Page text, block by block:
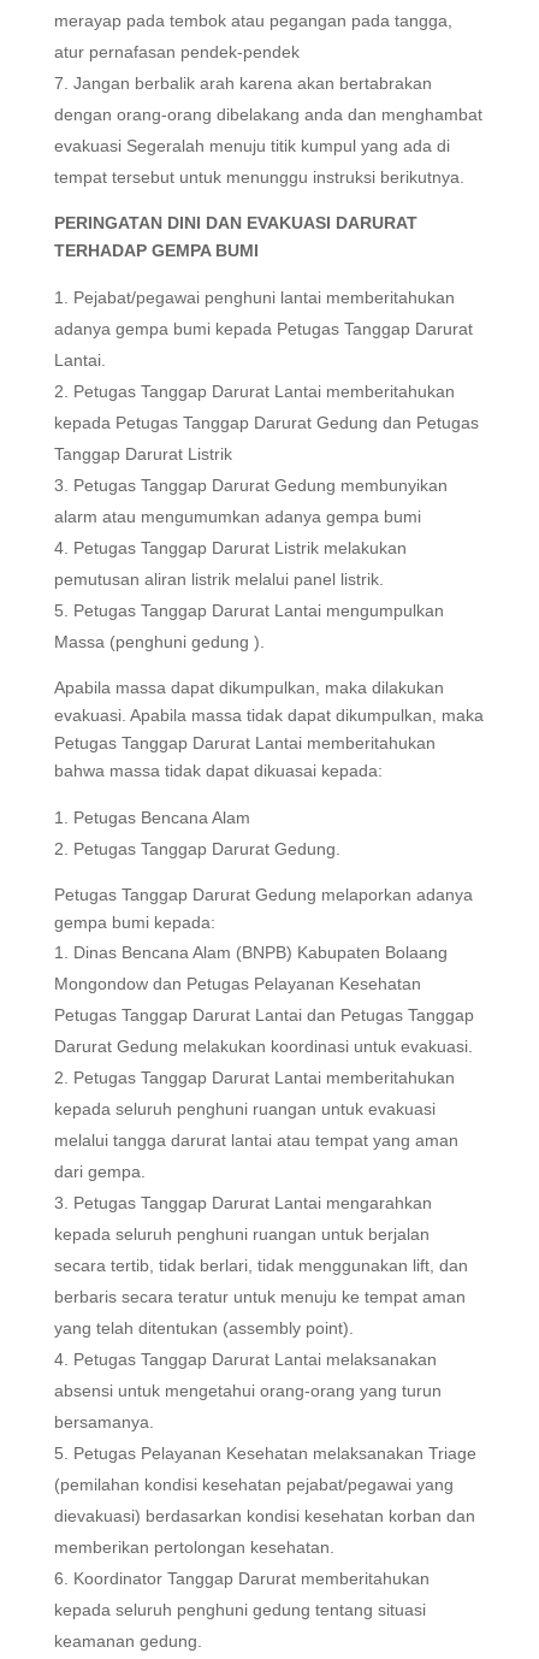
merayap pada tembok atau pegangan pada tangga,
atur pernafasan pendek-pendek
Jangan berbalik arah karena akan bertabrakan
dengan orang-orang dibelakang anda dan menghambat
evakuasi Segeralah menuju titik kumpul yang ada di
tempat tersebut untuk menunggu instruksi berikutnya.
PERINGATAN DINI DAN EVAKUASI DARURAT
TERHADAP GEMPA BUMI
Pejabat/pegawai penghuni lantai memberitahukan
adanya gempa bumi kepada Petugas Tanggap Darurat
Lantai.
Petugas Tanggap Darurat Lantai memberitahukan
kepada Petugas Tanggap Darurat Gedung dan Petugas
Tanggap Darurat Listrik
Petugas Tanggap Darurat Gedung membunyikan
alarm atau mengumumkan adanya gempa bumi
Petugas Tanggap Darurat Listrik melakukan
pemutusan aliran listrik melalui panel listrik.
Petugas Tanggap Darurat Lantai mengumpulkan
Massa (penghuni gedung ).
Apabila massa dapat dikumpulkan, maka dilakukan
evakuasi. Apabila massa tidak dapat dikumpulkan, maka
Petugas Tanggap Darurat Lantai memberitahukan
bahwa massa tidak dapat dikuasai kepada:
Petugas Bencana Alam
Petugas Tanggap Darurat Gedung.
Petugas Tanggap Darurat Gedung melaporkan adanya
gempa bumi kepada:
Dinas Bencana Alam (BNPB) Kabupaten Bolaang
Mongondow dan Petugas Pelayanan Kesehatan
Petugas Tanggap Darurat Lantai dan Petugas Tanggap
Darurat Gedung melakukan koordinasi untuk evakuasi.
Petugas Tanggap Darurat Lantai memberitahukan
kepada seluruh penghuni ruangan untuk evakuasi
melalui tangga darurat lantai atau tempat yang aman
dari gempa.
Petugas Tanggap Darurat Lantai mengarahkan
kepada seluruh penghuni ruangan untuk berjalan
secara tertib, tidak berlari, tidak menggunakan lift, dan
berbaris secara teratur untuk menuju ke tempat aman
yang telah ditentukan (assembly point).
Petugas Tanggap Darurat Lantai melaksanakan
absensi untuk mengetahui orang-orang yang turun
bersamanya.
Petugas Pelayanan Kesehatan melaksanakan Triage
(pemilahan kondisi kesehatan pejabat/pegawai yang
dievakuasi) berdasarkan kondisi kesehatan korban dan
memberikan pertolongan kesehatan.
Koordinator Tanggap Darurat memberitahukan
kepada seluruh penghuni gedung tentang situasi
keamanan gedung.